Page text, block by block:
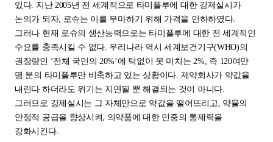
있다. 지난 2005년 전 세계적으로 타미플루에 대한 강제실시가
논의가 되자, 로슈는 이를 무마하기 위해 가격을 인하하였다.
그러나 현재 로슈의 생산능력으로는 타미플루에 대한 전 세계적인
수요를 충족시킬 수 없다. 우리나라 역시 세계보건기구(WHO)의
권장량인 ‘전체 국민의 20%’에 턱없이 못 미치는 2%, 즉 120여만
명 분의 타미플루만 비축하고 있는 상황이다. 제약회사가 약값을
내린다 하더라도 위기는 지연될 뿐 해결되는 것이 아니다.
그러므로 강제실시는 그 자체만으로 약값을 떨어뜨리고, 약물의
안정적 공급을 향상시켜, 의약품에 대한 민중의 통제력을
강화시킨다.